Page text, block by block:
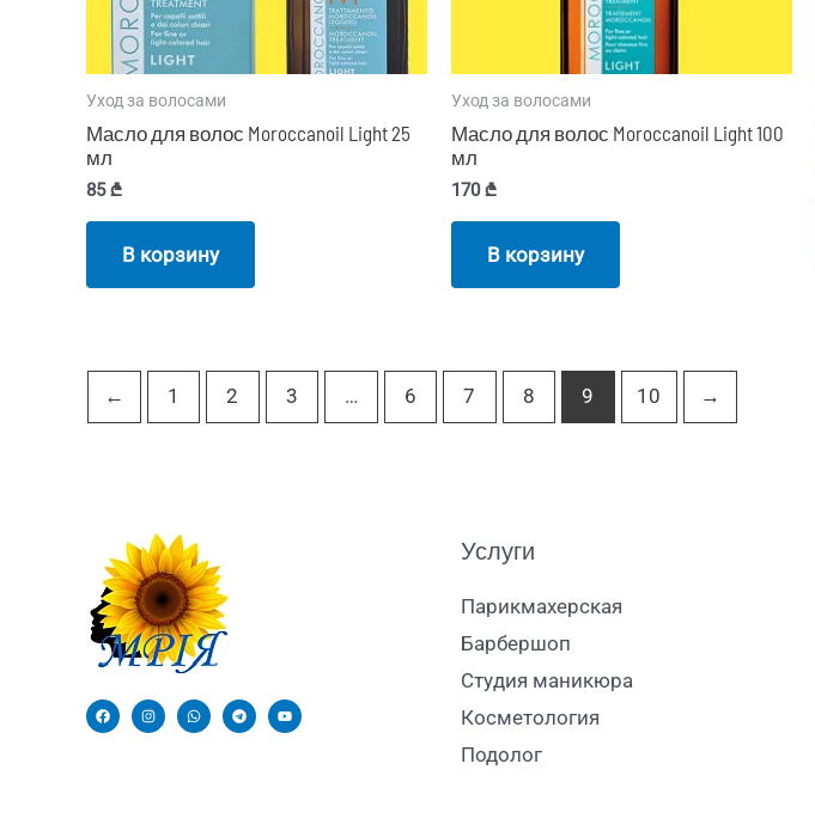
Уход за волосами
Масло для волос Moroccanoil Light 25
мл
85₾
В корзину
Уход за волосами
Масло для волос Moroccanoil Light 100
мл
170₾
В корзину
← 1 2 3 … 6 7 8 9 10 →
Услуги
Парикмахерская
Барбершоп
Студия маникюра
Косметология
Подолог